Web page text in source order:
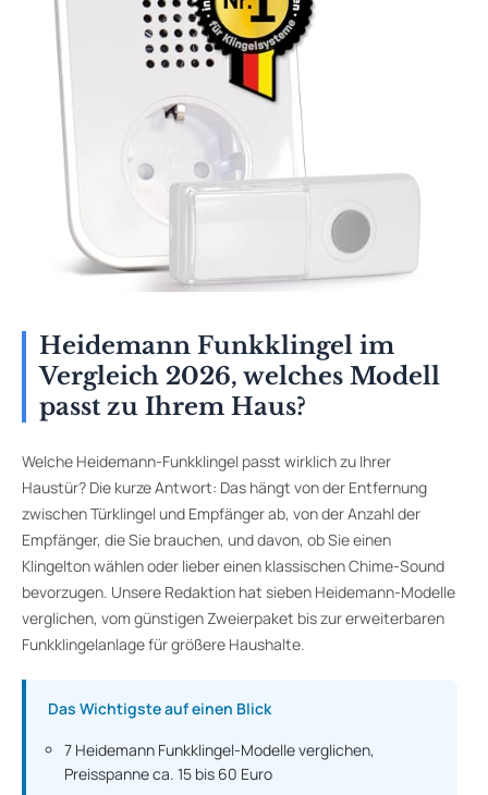
Heidemann Funkklingel im
Vergleich 2026, welches Modell
passt zu Ihrem Haus?
Welche Heidemann-Funkklingel passt wirklich zu Ihrer
Haustür? Die kurze Antwort: Das hängt von der Entfernung
zwischen Türklingel und Empfänger ab, von der Anzahl der
Empfänger, die Sie brauchen, und davon, ob Sie einen
Klingelton wählen oder lieber einen klassischen Chime-Sound
bevorzugen. Unsere Redaktion hat sieben Heidemann-Modelle
verglichen, vom günstigen Zweierpaket bis zur erweiterbaren
Funkklingelanlage für größere Haushalte.
Das Wichtigste auf einen Blick
7 Heidemann Funkklingel-Modelle verglichen,
Preisspanne ca. 15 bis 60 Euro